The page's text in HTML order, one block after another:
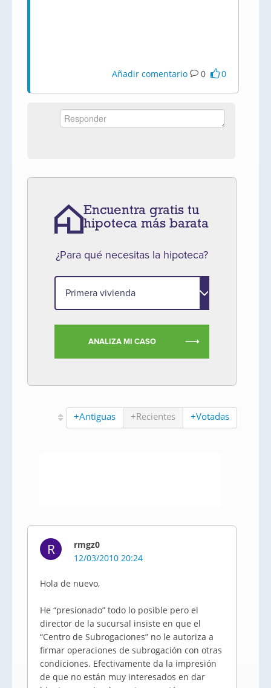
Añadir comentario 0 0
Encuentra gratis tu
hipoteca más barata
¿Para qué necesitas la hipoteca?
ANALIZA MI CASO
+Antiguas +Recientes +Votadas
R
rmgz0
12/03/2010 20:24
Hola de nuevo,
He “presionado” todo lo posible pero el
director de la sucursal insiste en que el
“Centro de Subrogaciones” no le autoriza a
firmar operaciones de subrogación con otras
condiciones. Efectivamente da la impresión
de que no están muy interesados en dar